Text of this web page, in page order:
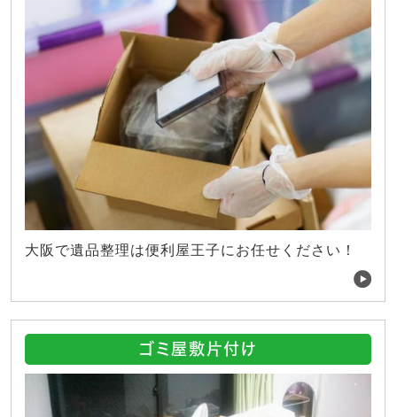
大阪で遺品整理は便利屋王子にお任せください！
ゴミ屋敷片付け